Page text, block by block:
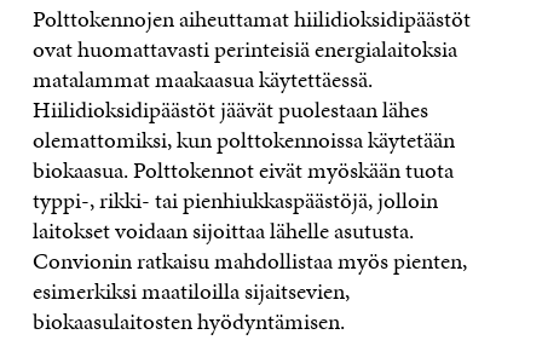
Polttokennojen aiheuttamat hiilidioksidipäästöt
ovat huomattavasti perinteisiä energialaitoksia
matalammat maakaasua käytettäessä.
Hiilidioksidipäästöt jäävät puolestaan lähes
olemattomiksi, kun polttokennoissa käytetään
biokaasua. Polttokennot eivät myöskään tuota
typpi-, rikki- tai pienhiukkaspäästöjä, jolloin
laitokset voidaan sijoittaa lähelle asutusta.
Convionin ratkaisu mahdollistaa myös pienten,
esimerkiksi maatiloilla sijaitsevien,
biokaasulaitosten hyödyntämisen.